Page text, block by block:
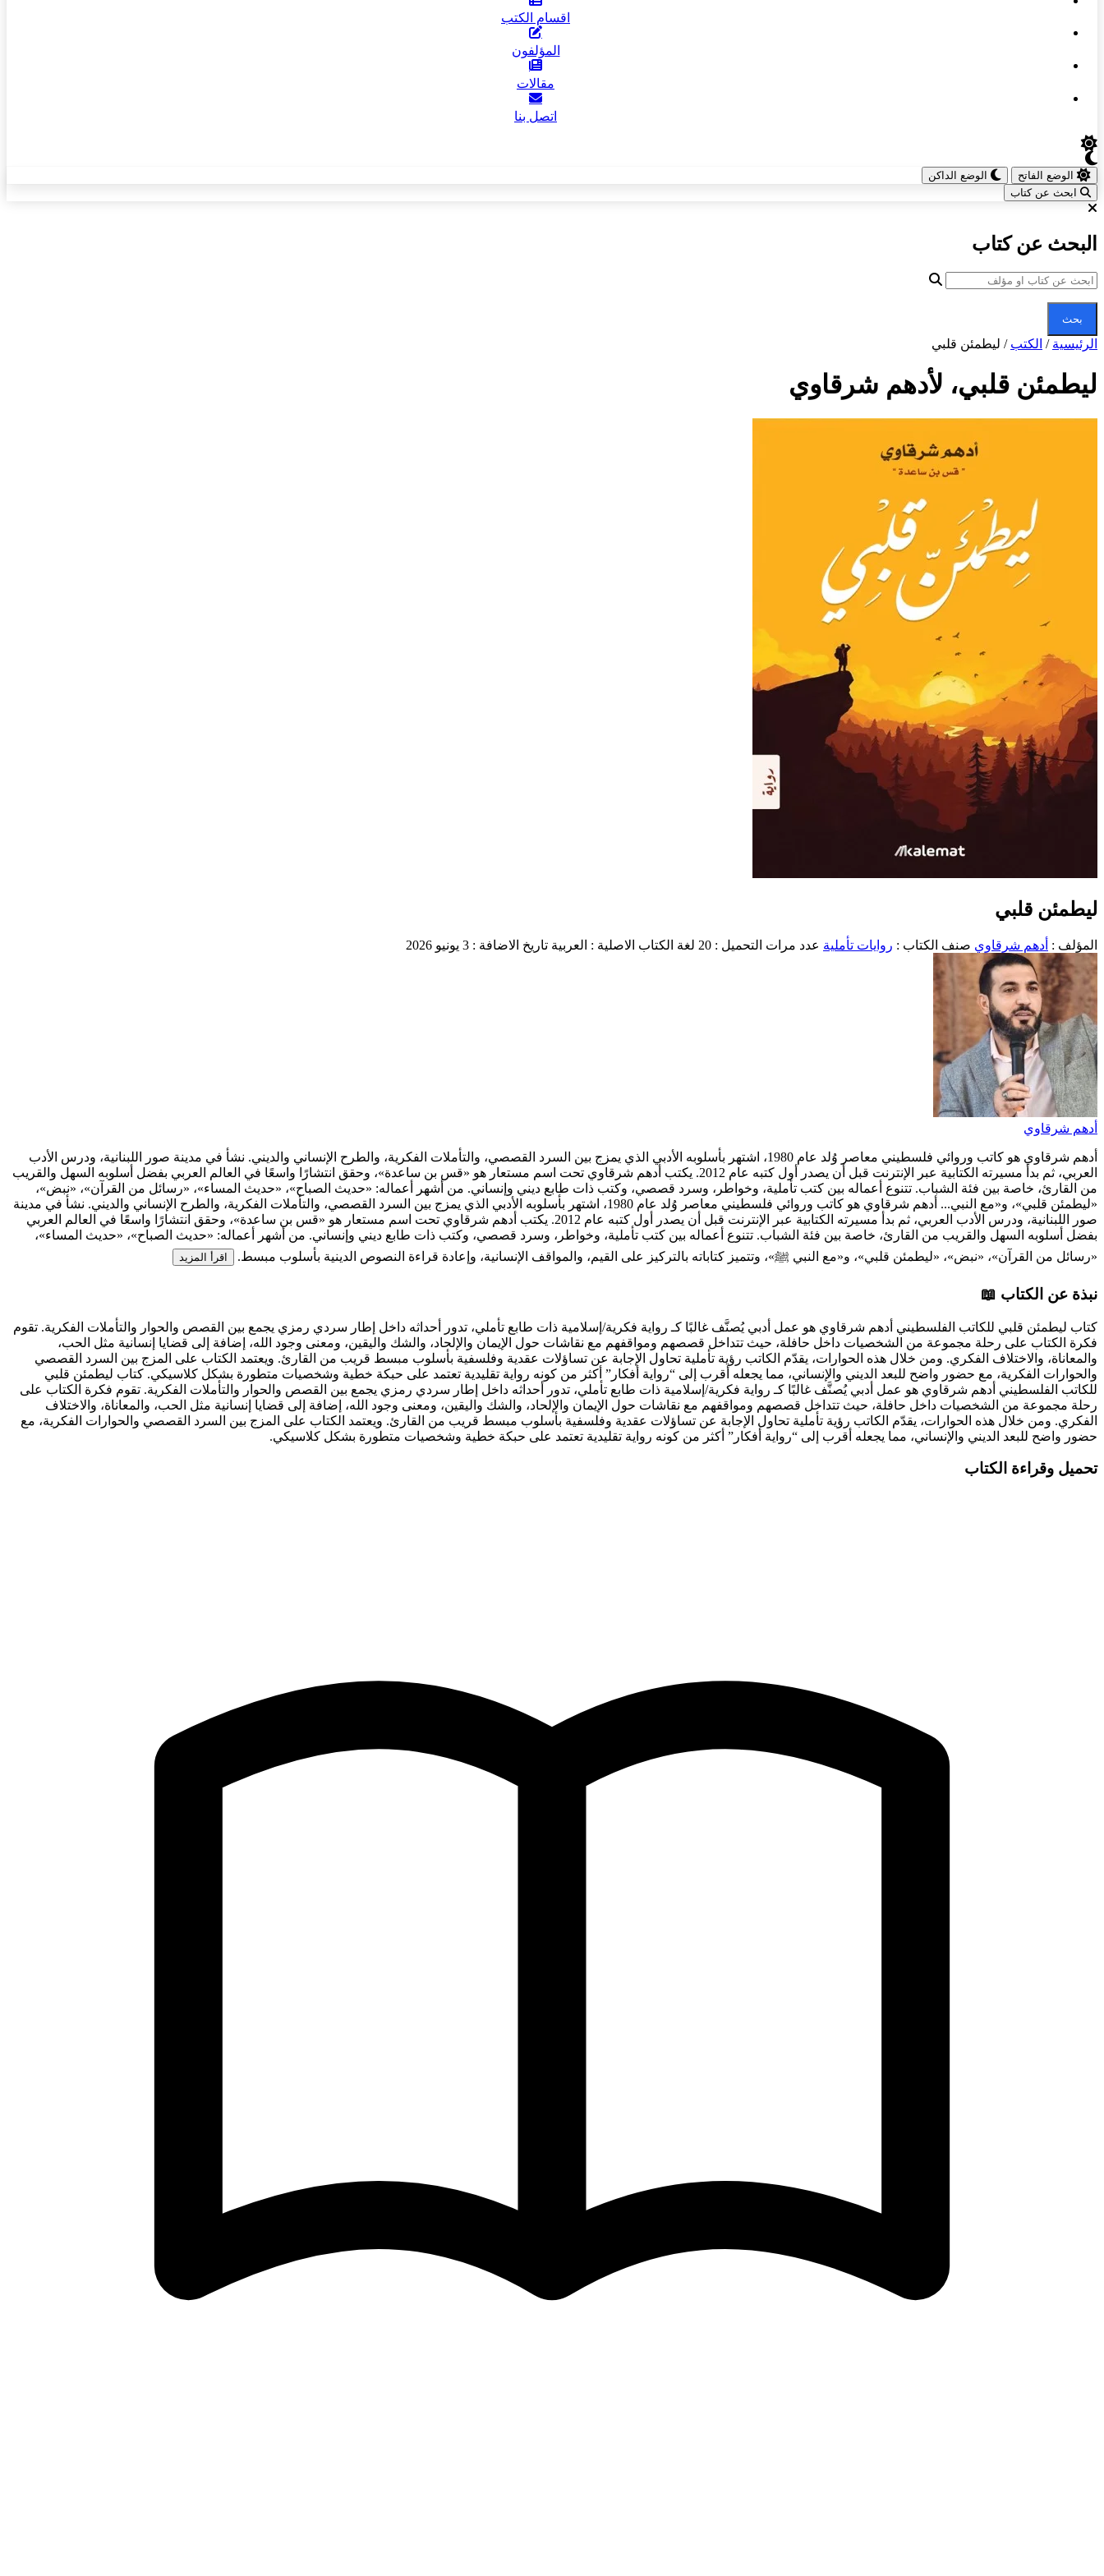
اقسام الكتب
المؤلفون
مقالات
اتصل بنا
الوضع الفاتح
الوضع الداكن
ابحث عن كتاب
البحث عن كتاب
بحث
الرئيسية / الكتب / ليطمئن قلبي
ليطمئن قلبي، لأدهم شرقاوي
ليطمئن قلبي
المؤلف : أدهم شرقاوي صنف الكتاب : روايات تأملية عدد مرات التحميل : 20 لغة الكتاب الاصلية : العربية تاريخ الاضافة : 3 يونيو 2026
أدهم شرقاوي
أدهم شرقاوي هو كاتب وروائي فلسطيني معاصر وُلد عام 1980، اشتهر بأسلوبه الأدبي الذي يمزج بين السرد القصصي، والتأملات الفكرية، والطرح الإنساني والديني. نشأ في مدينة صور اللبنانية، ودرس الأدب
العربي، ثم بدأ مسيرته الكتابية عبر الإنترنت قبل أن يصدر أول كتبه عام 2012. يكتب أدهم شرقاوي تحت اسم مستعار هو «قس بن ساعدة»، وحقق انتشارًا واسعًا في العالم العربي بفضل أسلوبه السهل والقريب
من القارئ، خاصة بين فئة الشباب. تتنوع أعماله بين كتب تأملية، وخواطر، وسرد قصصي، وكتب ذات طابع ديني وإنساني. من أشهر أعماله: «حديث الصباح»، «حديث المساء»، «رسائل من القرآن»، «نبض»،
«ليطمئن قلبي»، و«مع النبي...
أدهم شرقاوي هو كاتب وروائي فلسطيني معاصر وُلد عام 1980، اشتهر بأسلوبه الأدبي الذي يمزج بين السرد القصصي، والتأملات الفكرية، والطرح الإنساني والديني. نشأ في مدينة
صور اللبنانية، ودرس الأدب العربي، ثم بدأ مسيرته الكتابية عبر الإنترنت قبل أن يصدر أول كتبه عام 2012. يكتب أدهم شرقاوي تحت اسم مستعار هو «قس بن ساعدة»، وحقق انتشارًا واسعًا في العالم العربي
بفضل أسلوبه السهل والقريب من القارئ، خاصة بين فئة الشباب. تتنوع أعماله بين كتب تأملية، وخواطر، وسرد قصصي، وكتب ذات طابع ديني وإنساني. من أشهر أعماله: «حديث الصباح»، «حديث المساء»،
«رسائل من القرآن»، «نبض»، «ليطمئن قلبي»، و«مع النبي ﷺ»، وتتميز كتاباته بالتركيز على القيم، والمواقف الإنسانية، وإعادة قراءة النصوص الدينية بأسلوب مبسط.
اقرأ المزيد
نبذة عن الكتاب 📖
كتاب ليطمئن قلبي للكاتب الفلسطيني أدهم شرقاوي هو عمل أدبي يُصنَّف غالبًا كـ رواية فكرية/إسلامية ذات طابع تأملي، تدور أحداثه داخل إطار سردي رمزي يجمع بين القصص والحوار والتأملات الفكرية. تقوم
فكرة الكتاب على رحلة مجموعة من الشخصيات داخل حافلة، حيث تتداخل قصصهم ومواقفهم مع نقاشات حول الإيمان والإلحاد، والشك واليقين، ومعنى وجود الله، إضافة إلى قضايا إنسانية مثل الحب،
والمعاناة، والاختلاف الفكري. ومن خلال هذه الحوارات، يقدّم الكاتب رؤية تأملية تحاول الإجابة عن تساؤلات عقدية وفلسفية بأسلوب مبسط قريب من القارئ. ويعتمد الكتاب على المزج بين السرد القصصي
والحوارات الفكرية، مع حضور واضح للبعد الديني والإنساني، مما يجعله أقرب إلى “رواية أفكار” أكثر من كونه رواية تقليدية تعتمد على حبكة خطية وشخصيات متطورة بشكل كلاسيكي. كتاب ليطمئن قلبي
للكاتب الفلسطيني أدهم شرقاوي هو عمل أدبي يُصنَّف غالبًا كـ رواية فكرية/إسلامية ذات طابع تأملي، تدور أحداثه داخل إطار سردي رمزي يجمع بين القصص والحوار والتأملات الفكرية. تقوم فكرة الكتاب على
رحلة مجموعة من الشخصيات داخل حافلة، حيث تتداخل قصصهم ومواقفهم مع نقاشات حول الإيمان والإلحاد، والشك واليقين، ومعنى وجود الله، إضافة إلى قضايا إنسانية مثل الحب، والمعاناة، والاختلاف
الفكري. ومن خلال هذه الحوارات، يقدّم الكاتب رؤية تأملية تحاول الإجابة عن تساؤلات عقدية وفلسفية بأسلوب مبسط قريب من القارئ. ويعتمد الكتاب على المزج بين السرد القصصي والحوارات الفكرية، مع
حضور واضح للبعد الديني والإنساني، مما يجعله أقرب إلى “رواية أفكار” أكثر من كونه رواية تقليدية تعتمد على حبكة خطية وشخصيات متطورة بشكل كلاسيكي.
تحميل وقراءة الكتاب